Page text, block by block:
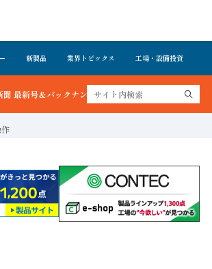
新製品 業界トピックス 工場・設備投資
号＆バックナンバーを無料で公開中 詳細はこちら